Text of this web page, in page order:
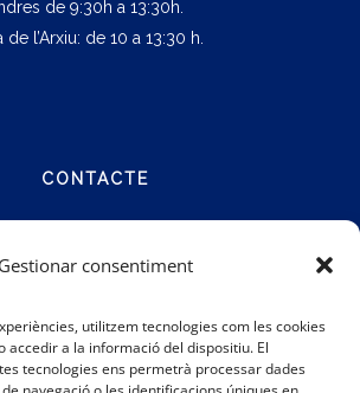
Gestionar consentiment
utilitzem tecnologies com les cookies
accedir a la informació del dispositiu. El
tecnologies ens permetrà processar dades
de 9:30h a 13:30h.
de l’Arxiu: de 10 a 13:30 h.
CONTACTE
93 317 48 00